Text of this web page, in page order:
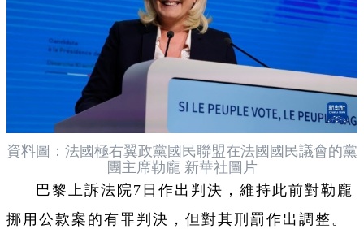
資料圖：法國極右翼政黨國民聯盟在法國國民議會的黨
團主席勒龐 新華社圖片
巴黎上訴法院7日作出判決，維持此前對勒龐
挪用公款案的有罪判決，但對其刑罰作出調整。